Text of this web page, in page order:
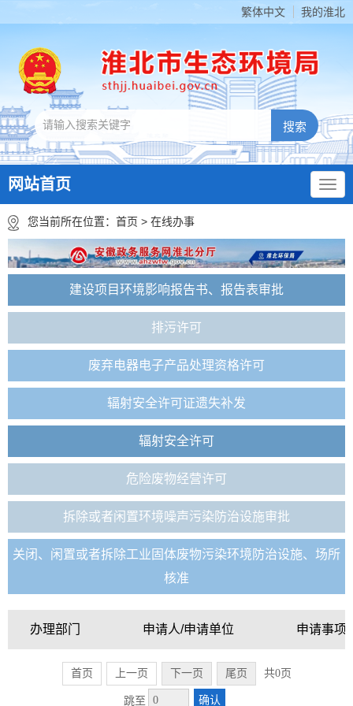
繁体中文 我的淮北
网站首页
您当前所在位置： 首页 > 在线办事
建设项目环境影响报告书、报告表审批
排污许可
废弃电器电子产品处理资格许可
辐射安全许可证遗失补发
辐射安全许可
危险废物经营许可
拆除或者闲置环境噪声污染防治设施审批
关闭、闲置或者拆除工业固体废物污染环境防治设施、场所
核准
办理部门 申请人/申请单位 申请事项
首页 上一页 下一页 尾页 共0页
跳至 确认